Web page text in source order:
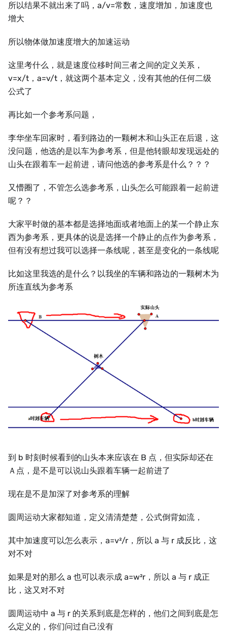
所以结果不就出来了吗，a/v=常数，速度增加，加速度也
增大
所以物体做加速度增大的加速运动
这里考什么，就是速度位移时间三者之间的定义关系，
v=x/t，a=v/t，就这两个基本定义，没有其他的任何二级
公式了
再比如一个参考系问题，
李华坐车回家时，看到路边的一颗树木和山头正在后退，这
没问题，他选的是以车为参考系，但是他转眼却发现远处的
山头在跟着车一起前进，请问他选的参考系是什么？？？
又懵圈了，不管怎么选参考系，山头怎么可能跟着一起前进
呢？？
大家平时做的基本都是选择地面或者地面上的某一个静止东
西为参考系，更具体的说是选择一个静止的点作为参考系，
但有没有想过我可以选择一条线呢，甚至是变化的一条线呢
比如这里我选的是什么？以我坐的车辆和路边的一颗树木为
所连直线为参考系
到 b 时刻时候看到的山头本来应该在 B 点，但实际却还在
Ａ点，是不是可以说山头跟着车辆一起前进了
现在是不是加深了对参考系的理解
圆周运动大家都知道，定义清清楚楚，公式倒背如流，
其中加速度可以怎么表示，a=v²/r，所以 a 与 r 成反比，这
对不对
如果是对的那么 a 也可以表示成 a=w²r，所以 a 与 r 成正
比，这又对不对
圆周运动中 a 与 r 的关系到底是怎样的，他们之间到底是怎
么定义的，你们问过自己没有